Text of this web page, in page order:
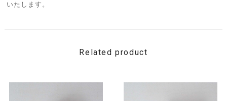
いたします。
Related product